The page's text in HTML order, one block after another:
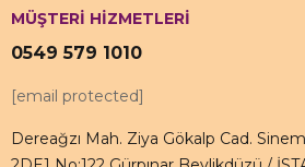
MÜŞTERİ HİZMETLERİ
0549 579 1010
[email protected]
Dereağzı Mah. Ziya Gökalp Cad.